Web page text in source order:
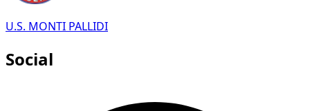
U.S. MONTI PALLIDI
Social